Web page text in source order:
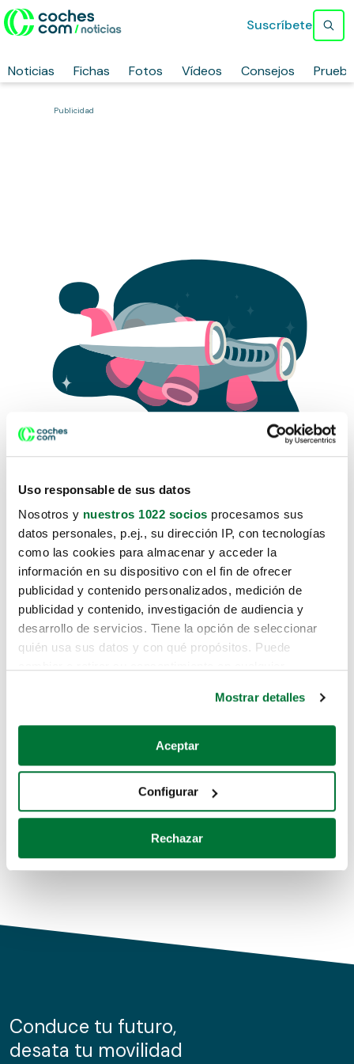
Uso responsable de sus datos
Nosotros y nuestros 1022 socios procesamos sus
datos personales, p.ej., su dirección IP, con tecnologías
como las cookies para almacenar y acceder la
información en su dispositivo con el fin de ofrecer
publicidad y contenido personalizados, medición de
publicidad y contenido, investigación de audiencia y
desarrollo de servicios. Tiene la opción de seleccionar
quién usa sus datos y con qué propósitos. Puede
Si lo permite, también quisiéramos:
Recopilar información sobre su ubicación geográfica
Identificar su dispositivo analizándolo activamente
para buscar características específicas (huellas
Obtenga más información sobre cómo se procesan sus
de cookies.
información sobre el uso que haga del sitio web con
nuestros partners de redes sociales, publicidad y análisis
Mostrar detalles
Aceptar
Configurar
Rechazar
Noticias Fichas Fotos Vídeos Consejos
Suscríbete
Publicidad
Lo sentimos, no sabemos como
te hemos traido hasta aquí.
Pero puedes encontrar el coche que estás
buscando en alguno de estos enlaces:
Coches de segunda mano
Coches de km0
Conduce tu futuro,
desata tu movilidad